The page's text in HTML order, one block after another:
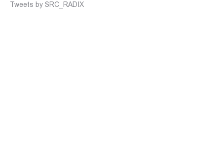
Tweets by SRC_RADIX